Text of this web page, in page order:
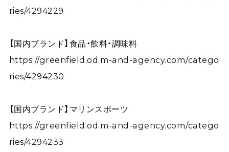
ries/4294229
【国内ブランド】食品・飲料・調味料
https://greenfield.od.m-and-agency.com/catego
ries/4294230
【国内ブランド】マリンスポーツ
https://greenfield.od.m-and-agency.com/catego
ries/4294233